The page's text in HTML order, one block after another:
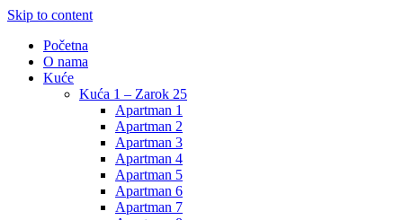
Skip to content
Početna
O nama
Kuće
Kuća 1 – Zarok 25
Apartman 1
Apartman 2
Apartman 3
Apartman 4
Apartman 5
Apartman 6
Apartman 7